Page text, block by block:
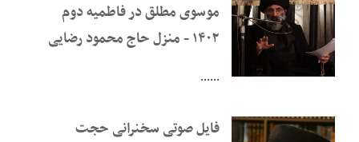
موسوی مطلق در فاطمیه دوم
۱۴۰۲ - منزل حاج محمود رضایی
......
فایل صوتی سخنرانی حجت